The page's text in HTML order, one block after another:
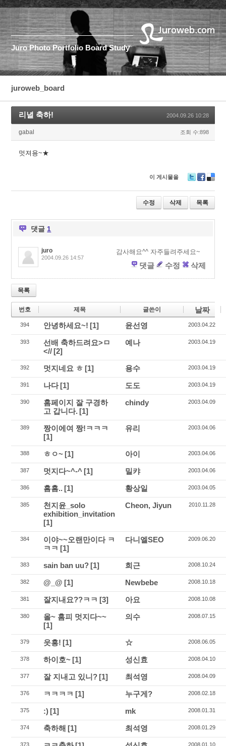
Juro Photo Portfolio Board Study
juroweb_board
리녈 축하! 2004.09.26 10:28
gabal 조회 수:898
멋져용~★
이 게시물을
wi
er
ac
e
b
eli
ci
o
수정 삭제 목록
댓글 1
juro
2004.09.26 14:57
감사해요^^ 자주들려주세요~
댓글 수정 삭제
목록
번호 제목 글쓴이 날짜
394 안녕하세요~! [1] 윤선영 2003.04.22
393
선배 축하드려요>ㅁ
<// [2]
예나 2003.04.19
392 멋지네요 ㅎ [1] 용수 2003.04.19
391 나다[1] 도도 2003.04.19
390
홈페이지 잘 구경하
고 갑니다. [1]
chindy 2003.04.09
389
짱이에여 짱!ㅋㅋㅋ
[1]
유리 2003.04.06
388 ㅎㅇ~ [1] 아이 2003.04.06
387 멋지다~^-^ [1] 밀캬 2003.04.06
386 흠흠.. [1] 황상일 2003.04.05
385
천지윤_solo
exhibition_invitation
[1]
Cheon, Jiyun 2010.11.28
384
이야~~오랜만이다 ㅋ
ㅋㅋ [1]
다니엘SEO 2009.06.20
383 sain ban uu? [1] 희근 2008.10.24
382 @_@ [1] Newbebe 2008.10.18
381 잘지내요??ㅋㅋ [3] 아요 2008.10.08
380
올~ 홈피 멋지다~~
[1]
의수 2008.07.15
379 읏흥! [1] ☆ 2008.06.05
378 하이호~ [1] 성신효 2008.04.10
377 잘 지내고 있니? [1] 최석영 2008.04.09
376 ㅋㅋㅋㅋ [1] 누구게? 2008.02.18
375 :) [1] mk 2008.01.31
374 축하해 [1] 최석영 2008.01.29
373 2008.01.10